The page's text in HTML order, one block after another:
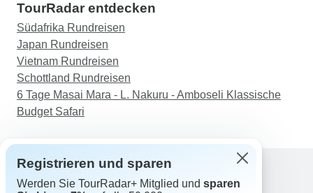
TourRadar entdecken
Südafrika Rundreisen
Japan Rundreisen
Vietnam Rundreisen
Schottland Rundreisen
6 Tage Masai Mara - L. Nakuru - Amboseli Klassische
Budget Safari
Registrieren und sparen
Werden Sie TourRadar+ Mitglied und sparen